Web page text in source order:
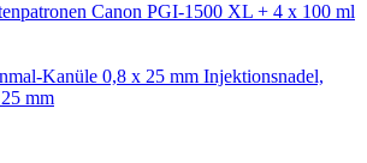
Canon PGI-1500 XL + 4 x 100 ml
Injektionsnadel,
mm